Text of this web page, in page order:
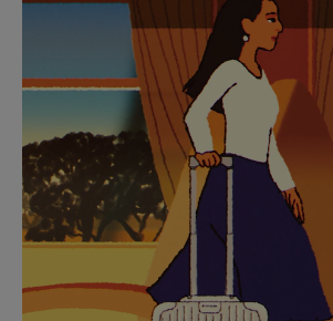
VÍDEO
NÃO
ESTÁ
PAUSADO,
PRESSIONE
PARA
PAUSÁ-
LO
VÍDEO
ESTÁ
SEM
SOM.
POR
FAVOR,
CLIQUE
PARA
SELEÇÃO DE PRESENTES
SELECIONADA
Encontre a
perfeita para cada